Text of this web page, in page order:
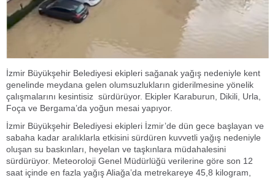
İzmir Büyükşehir Belediyesi ekipleri sağanak yağış nedeniyle kent
genelinde meydana gelen olumsuzlukların giderilmesine yönelik
çalışmalarını kesintisiz sürdürüyor. Ekipler Karaburun, Dikili, Urla,
Foça ve Bergama’da yoğun mesai yapıyor.
İzmir Büyükşehir Belediyesi ekipleri İzmir’de dün gece başlayan ve
sabaha kadar aralıklarla etkisini sürdüren kuvvetli yağış nedeniyle
oluşan su baskınları, heyelan ve taşkınlara müdahalesini
sürdürüyor. Meteoroloji Genel Müdürlüğü verilerine göre son 12
saat içinde en fazla yağış Aliağa’da metrekareye 45,8 kilogram,